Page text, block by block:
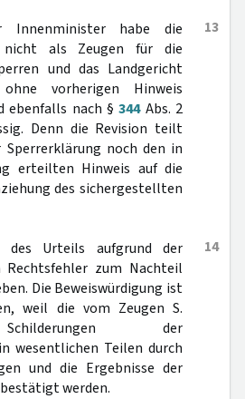
13
Innenminister habe die
nicht als Zeugen für die
und das Landgericht
vorherigen Hinweis
ebenfalls nach §344Abs. 2
Denn die Revision teilt
noch den in
erteilten Hinweis auf die
des sichergestellten
14
des Urteils aufgrund der
Rechtsfehler zum Nachteil
Die Beweiswürdigung ist
weil die vom Zeugen S.
der
wesentlichen Teilen durch
und die Ergebnisse der
werden.